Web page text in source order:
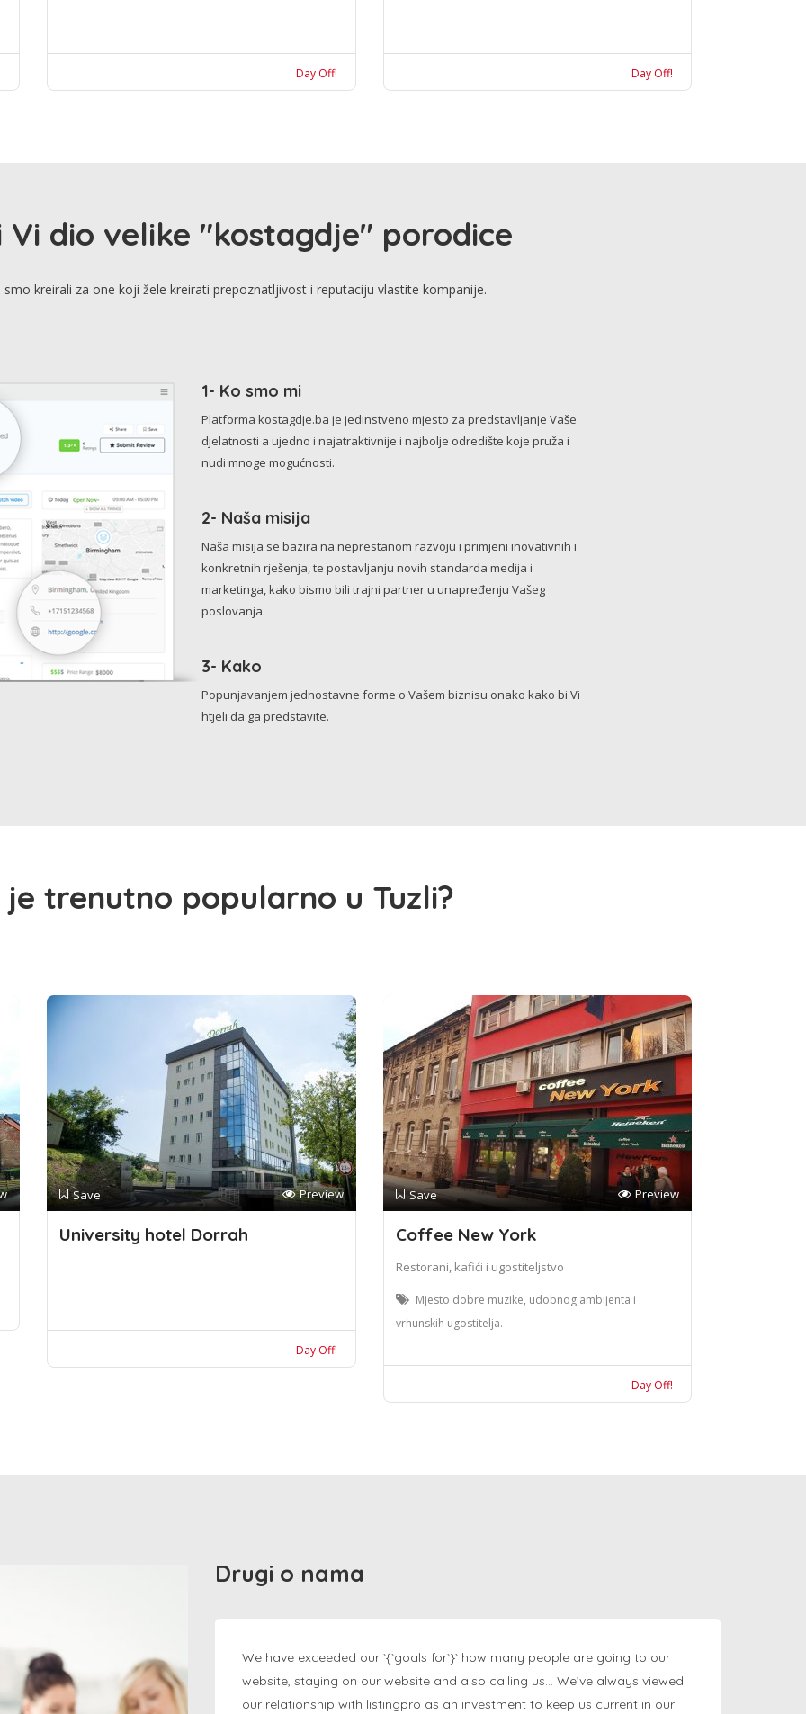
Day Off! Day Off!
Vi dio velike "kostagdje" porodice
kreirali za one koji žele kreirati prepoznatljivost i reputaciju vlastite kompanije.
1- Ko smo mi
Platforma kostagdje.ba je jedinstveno mjesto za predstavljanje Vaše
djelatnosti a ujedno i najatraktivnije i najbolje odredište koje pruža i
nudi mnoge mogućnosti.
2- Naša misija
Naša misija se bazira na neprestanom razvoju i primjeni inovativnih i
konkretnih rješenja, te postavljanju novih standarda medija i
marketinga, kako bismo bili trajni partner u unapređenju Vašeg
poslovanja.
3- Kako
Popunjavanjem jednostavne forme o Vašem biznisu onako kako bi Vi
htjeli da ga predstavite.
je trenutno popularno u Tuzli?
Save Preview
University hotel Dorrah
Day Off!
Save Preview
Coffee New York
Restorani, kafići i ugostiteljstvo
Mjesto dobre muzike, udobnog ambijenta i
vrhunskih ugostitelja.
Day Off!
Drugi o nama
We have exceeded our `{`goals for`}` how many people are going to our
website, staying on our website and also calling us… We’ve always viewed
our relationship with listingpro as an investment to keep us current in our